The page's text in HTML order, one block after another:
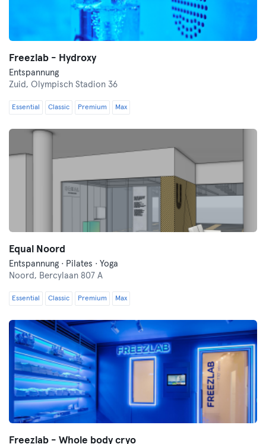
Freezlab - Hydroxy
Entspannung
Zuid, Olympisch Stadion 36
Essential Classic Premium Max
Equal Noord
Entspannung · Pilates · Yoga
Noord, Bercylaan 807 A
Essential Classic Premium Max
Freezlab - Whole body cryo